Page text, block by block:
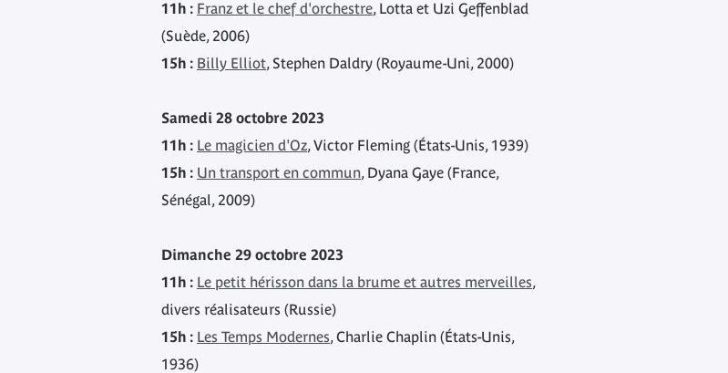
11h : Franz et le chef d'orchestre, Lotta et Uzi Geffenblad
(Suède, 2006)
15h : Billy Elliot, Stephen Daldry (Royaume-Uni, 2000)
Samedi 28 octobre 2023
11h : Le magicien d'Oz, Victor Fleming (États-Unis, 1939)
15h : Un transport en commun, Dyana Gaye (France,
Sénégal, 2009)
Dimanche 29 octobre 2023
11h : Le petit hérisson dans la brume et autres merveilles,
divers réalisateurs (Russie)
15h : Les Temps Modernes, Charlie Chaplin (États-Unis,
1936)